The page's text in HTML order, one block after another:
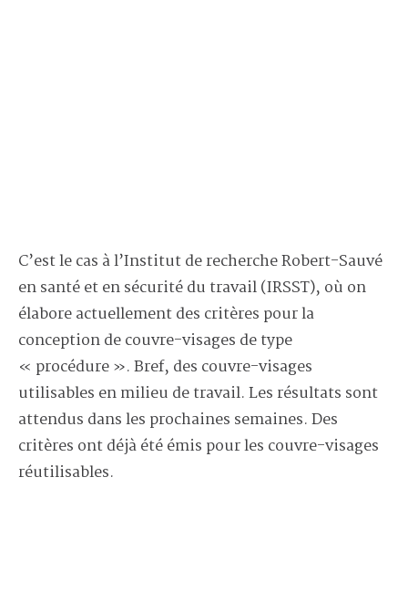
C’est le cas à l’Institut de recherche Robert-Sauvé
en santé et en sécurité du travail (IRSST), où on
élabore actuellement des critères pour la
conception de couvre-visages de type
« procédure ». Bref, des couvre-visages
utilisables en milieu de travail. Les résultats sont
attendus dans les prochaines semaines. Des
critères ont déjà été émis pour les couvre-visages
réutilisables.